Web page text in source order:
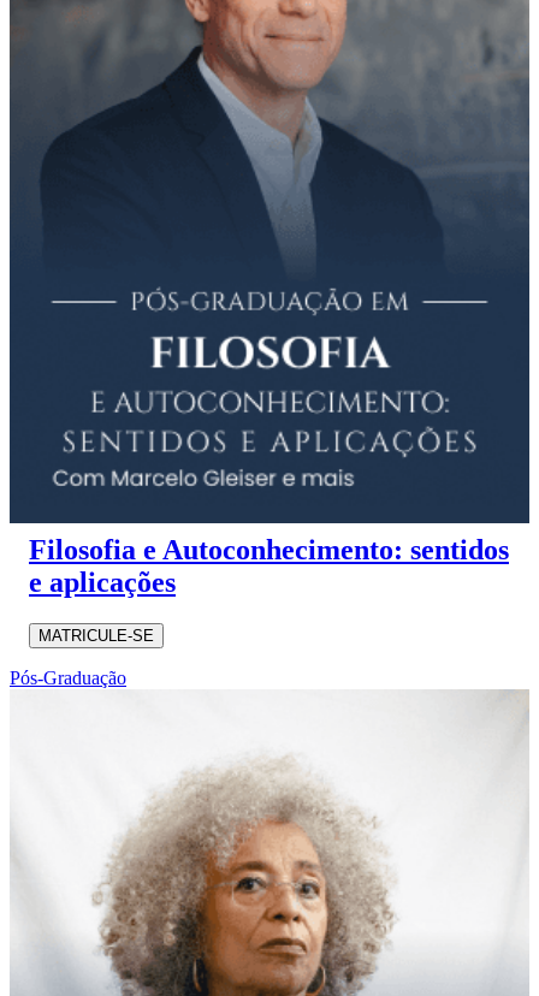
Filosofia e Autoconhecimento: sentidos
e aplicações
MATRICULE-SE
Pós-Graduação